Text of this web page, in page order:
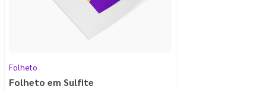
Folheto
Folheto em Sulfite